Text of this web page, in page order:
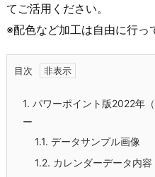
てご活用ください。
※配色など加工は自由に行っ
目次
1. パワーポイント版2022年
ー
1.1. データサンプル画像
1.2. カレンダーデータ内容